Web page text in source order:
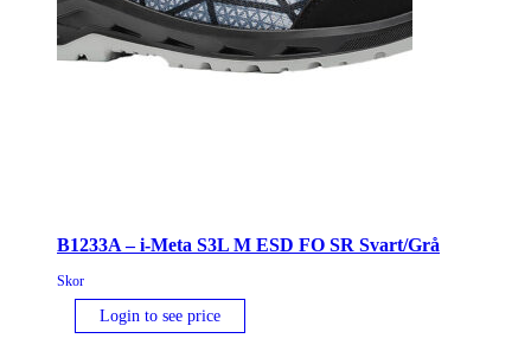
B1233A – i-Meta S3L M ESD FO SR Svart/Grå
Skor
Login to see price